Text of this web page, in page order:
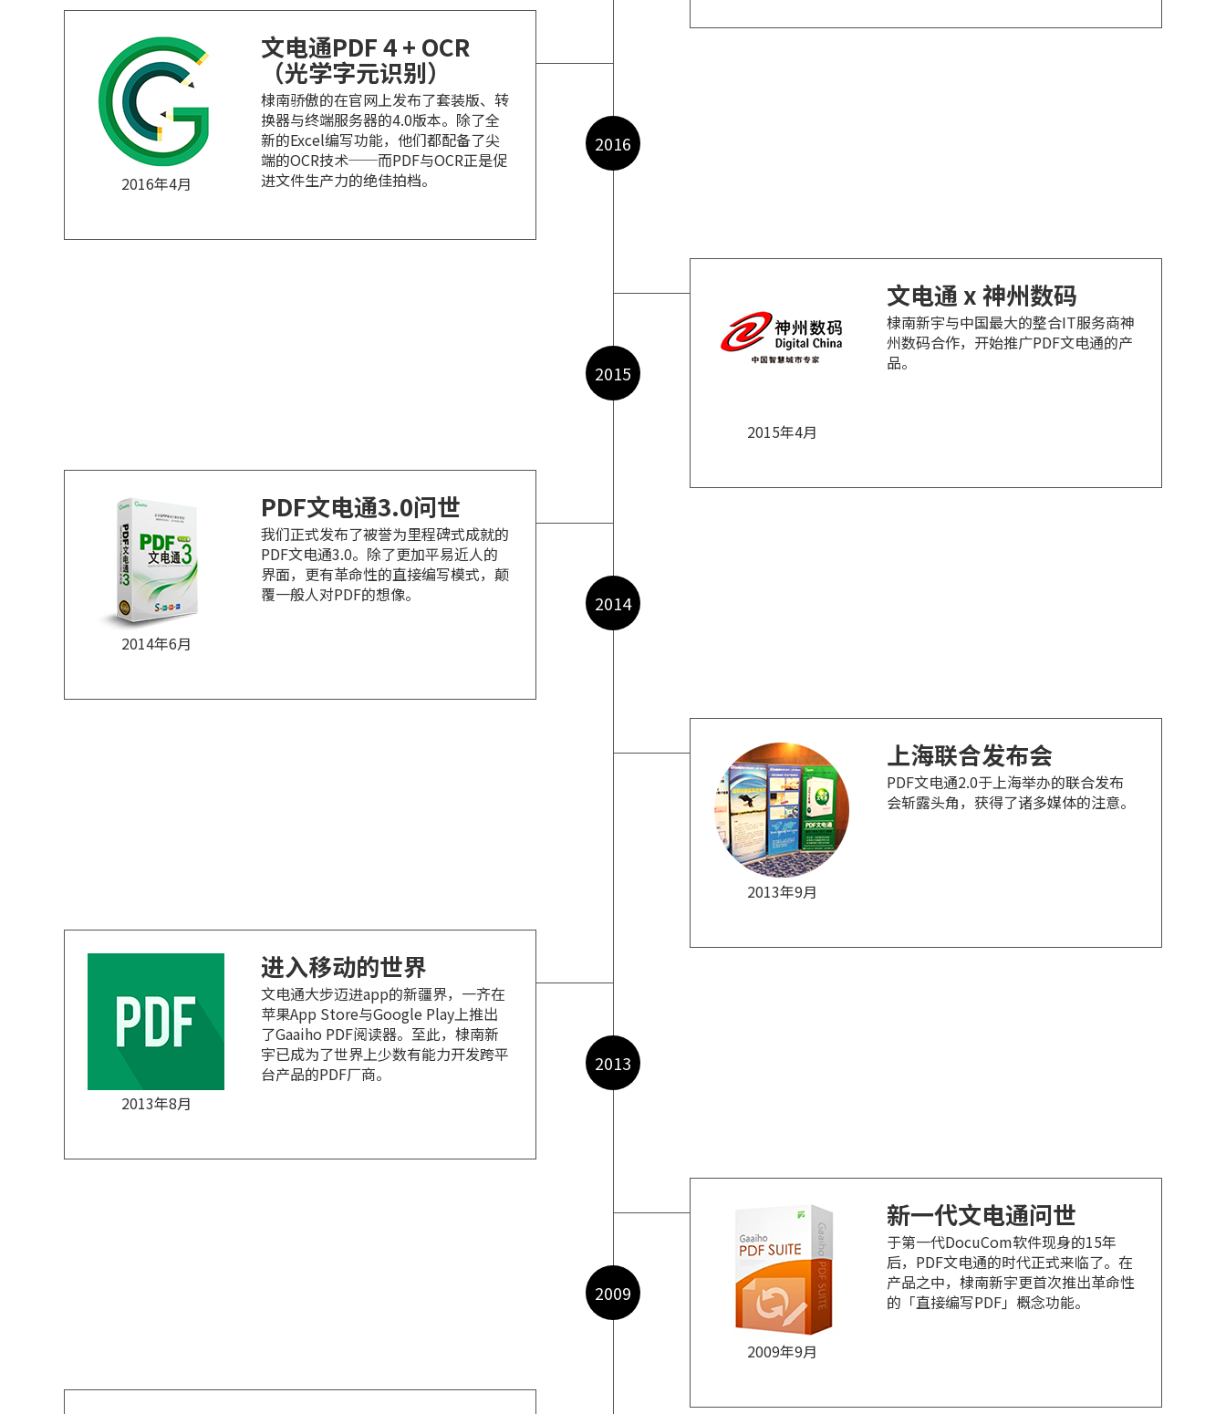
2016年4月
文电通PDF 4 + OCR
（光学字元识别）
棣南骄傲的在官网上发布了套装版、转
换器与终端服务器的4.0版本。除了全
新的Excel编写功能，他们都配备了尖
端的OCR技术──而PDF与OCR正是促
进文件生产力的绝佳拍档。
2016
2015年4月
文电通 x 神州数码
棣南新宇与中国最大的整合IT服务商神
州数码合作，开始推广PDF文电通的产
品。
2015
2014年6月
PDF文电通3.0问世
我们正式发布了被誉为里程碑式成就的
PDF文电通3.0。除了更加平易近人的
界面，更有革命性的直接编写模式，颠
覆一般人对PDF的想像。
2014
2013年9月
上海联合发布会
PDF文电通2.0于上海举办的联合发布
会斩露头角，获得了诸多媒体的注意。
2013年8月
进入移动的世界
文电通大步迈进app的新疆界，一齐在
苹果App Store与Google Play上推出
了Gaaiho PDF阅读器。至此，棣南新
宇已成为了世界上少数有能力开发跨平
台产品的PDF厂商。
2013
2009年9月
新一代文电通问世
于第一代DocuCom软件现身的15年
后，PDF文电通的时代正式来临了。在
产品之中，棣南新宇更首次推出革命性
的「直接编写PDF」概念功能。
2009